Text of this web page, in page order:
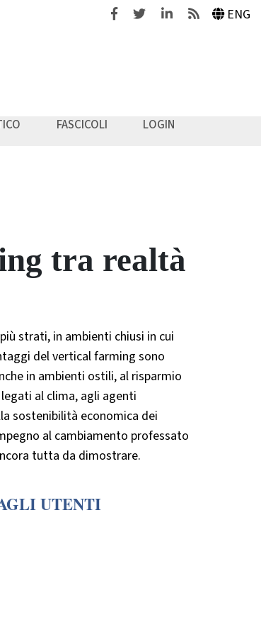
FacebookTwitterLinkedinFeeds ENG
FASCICOLI
LOGIN
tra realtà
strati, in ambienti chiusi in cui
del vertical farming sono
in ambienti ostili, al risparmio
al clima, agli agenti
sostenibilità economica dei
al cambiamento professato
tutta da dimostrare.
UTENTI